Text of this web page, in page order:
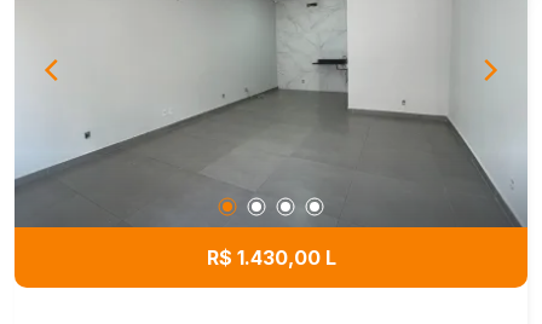
R$ 1.430,00 L